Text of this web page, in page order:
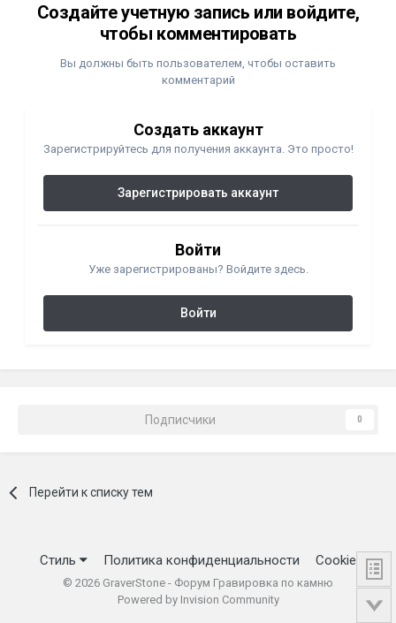
Создайте учетную запись или войдите,
чтобы комментировать
Вы должны быть пользователем, чтобы оставить
комментарий
Создать аккаунт
Зарегистрируйтесь для получения аккаунта. Это просто!
Зарегистрировать аккаунт
Войти
Уже зарегистрированы? Войдите здесь.
Войти
Подписчики 0
Перейти к списку тем
Стиль Политика конфиденциальности Cookie
© 2026 GraverStone - Форум Гравировка по камню
Powered by Invision Community